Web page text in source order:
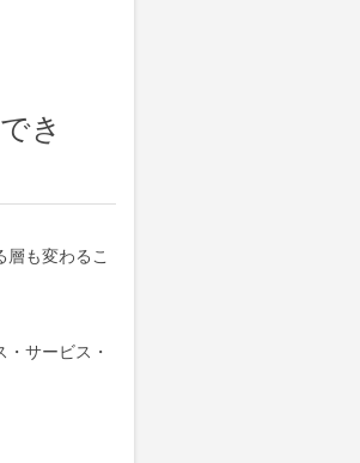
き
も変わるこ
サービス・